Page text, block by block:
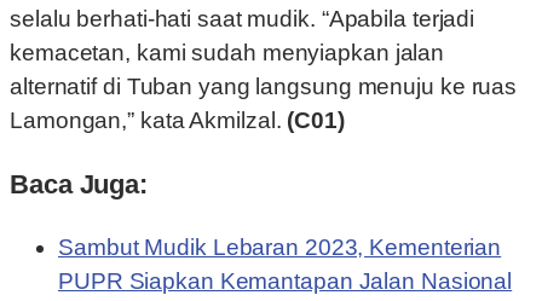
selalu berhati-hati saat mudik. “Apabila terjadi
kemacetan, kami sudah menyiapkan jalan
alternatif di Tuban yang langsung menuju ke ruas
Lamongan,” kata Akmilzal. (C01)
Baca Juga:
Sambut Mudik Lebaran 2023, Kementerian
PUPR Siapkan Kemantapan Jalan Nasional